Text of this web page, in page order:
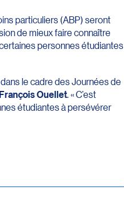
particuliers (ABP) seront
de mieux faire connaître
personnes étudiantes
le cadre des Journées de
Ouellet. « C’est
étudiantes à persévérer